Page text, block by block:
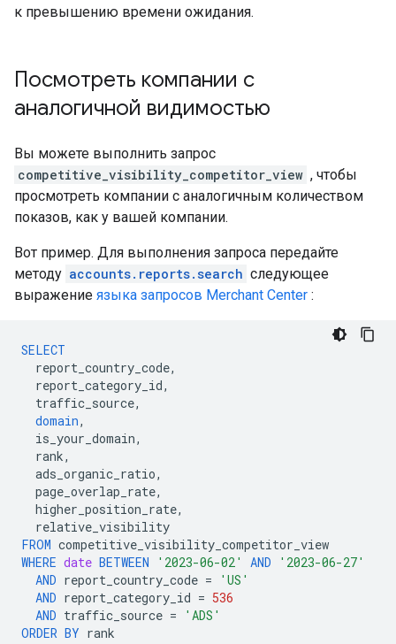
к превышению времени ожидания.
Посмотреть компании с
аналогичной видимостью
Вы можете выполнить запрос
competitive_visibility_competitor_view , чтобы
просмотреть компании с аналогичным количеством
показов, как у вашей компании.
Вот пример. Для выполнения запроса передайте
методу accounts.reports.search следующее
выражение языка запросов Merchant Center :
SELECT
report_country_code,
report_category_id,
traffic_source,
domain,
is_your_domain,
rank,
ads_organic_ratio,
page_overlap_rate,
higher_position_rate,
relative_visibility
FROM competitive_visibility_competitor_view
WHERE date BETWEEN '2023-06-02' AND
'2023-06-27'
AND report_country_code =
'US'
AND report_category_id = 536
AND traffic_source =
'ADS'
ORDER BY rank